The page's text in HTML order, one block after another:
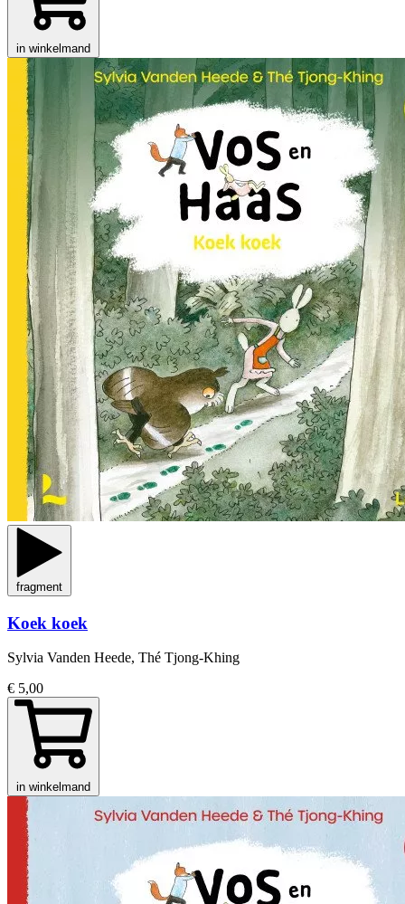
in winkelmand
fragment
Koek koek
Sylvia Vanden Heede, Thé Tjong-Khing
€ 5,00
in winkelmand